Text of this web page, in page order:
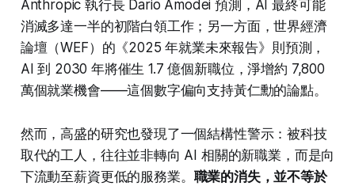
Anthropic 執行長 Dario Amodei 預測，AI 最終可能
消滅多達一半的初階白領工作；另一方面，世界經濟
論壇（WEF）的《2025 年就業未來報告》則預測，
AI 到 2030 年將催生 1.7 億個新職位，淨增約 7,800
萬個就業機會——這個數字偏向支持黃仁勳的論點。
然而，高盛的研究也發現了一個結構性警示：被科技
取代的工人，往往並非轉向 AI 相關的新職業，而是向
下流動至薪資更低的服務業。 職業的消失，並不等於